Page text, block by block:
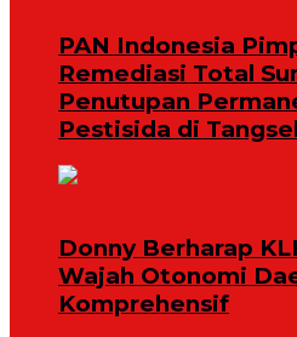
PAN Indonesia
Remediasi Total
Penutupan
Pestisida di Tangsel
Donny Berharap
Wajah Otonomi
Komprehensif